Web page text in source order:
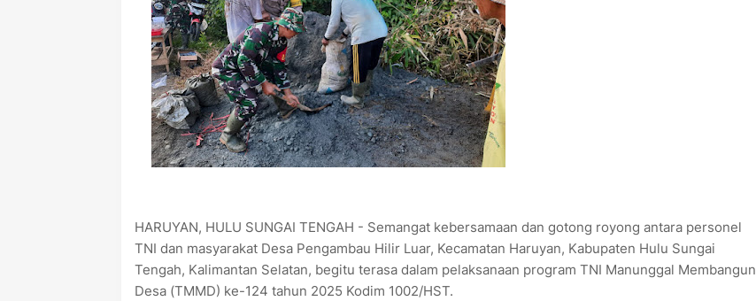
HARUYAN, HULU SUNGAI TENGAH - Semangat kebersamaan dan gotong royong antara personel
TNI dan masyarakat Desa Pengambau Hilir Luar, Kecamatan Haruyan, Kabupaten Hulu Sungai
Tengah, Kalimantan Selatan, begitu terasa dalam pelaksanaan program TNI Manunggal Membangun
Desa (TMMD) ke-124 tahun 2025 Kodim 1002/HST.